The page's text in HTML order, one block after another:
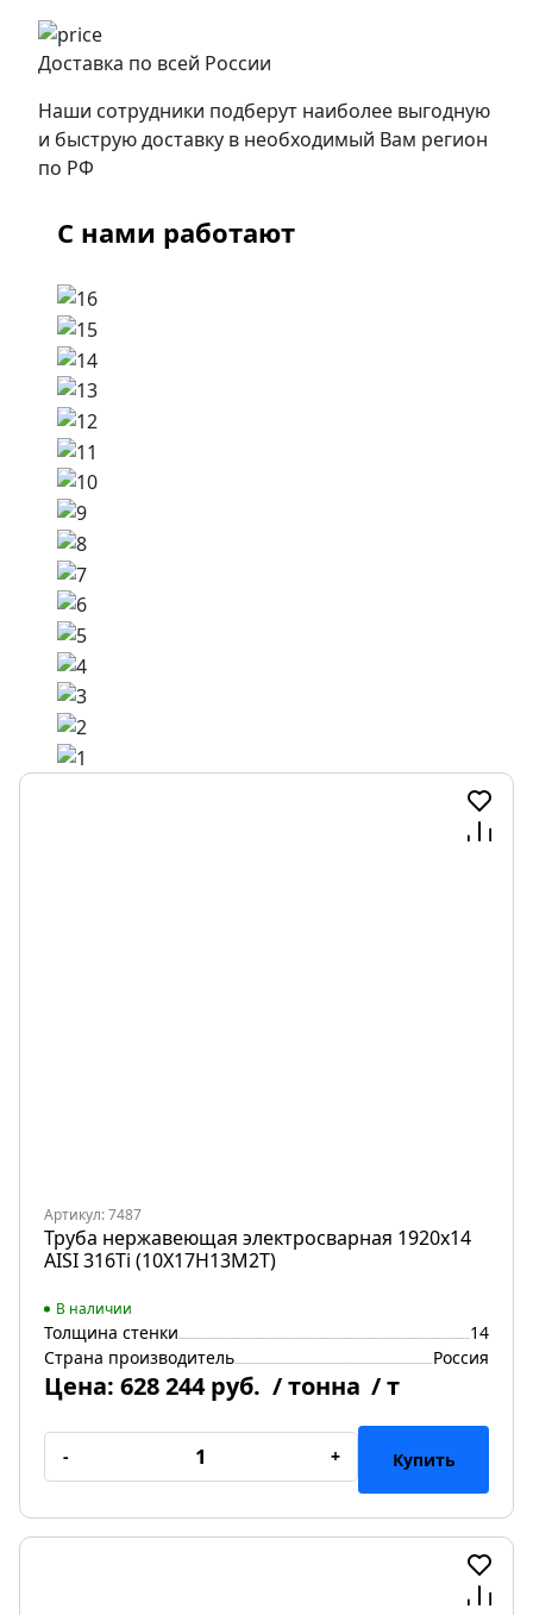
Доставка по всей России
Наши сотрудники подберут наиболее выгодную
и быструю доставку в необходимый Вам регион
по РФ
С нами работают
Артикул: 7487
Труба нержавеющая электросварная 1920х14
AISI 316Ti (10Х17Н13М2Т)
В наличии
Толщина стенки
14
Страна производитель
Россия
Цена: 628 244 руб. / тонна / т
- + Купить